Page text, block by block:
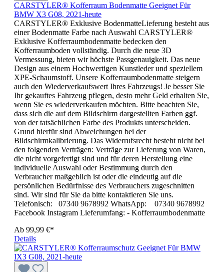
CARSTYLER® Kofferraum Bodenmatte Geeignet Für
BMW X3 G08, 2021-heute
CARSTYLER® Exklusive BodenmatteLieferung besteht aus
einer Bodenmatte Farbe nach Auswahl CARSTYLER®
Exklusive Kofferraumbodenmatte bedecken den
Kofferraumboden vollständig. Durch die neue 3D
Vermessung, bieten wir höchste Passgenauigkeit. Das neue
Design aus einem Hochwertigen Kunstleder und speziellem
XPE-Schaumstoff. Unsere Kofferraumbodenmatte steigern
auch den Wiederverkaufswert Ihres Fahrzeugs! Je besser Sie
Ihr gekauftes Fahrzeug pflegen, desto mehr Geld erhalten Sie,
wenn Sie es wiederverkaufen möchten. Bitte beachten Sie,
dass sich die auf dem Bildschirm dargestellten Farben ggf.
von der tatsächlichen Farbe des Produkts unterscheiden.
Grund hierfür sind Abweichungen bei der
Bildschirmkalibrierung. Das Widerrufsrecht besteht nicht bei
den folgenden Verträgen: Verträge zur Lieferung von Waren,
die nicht vorgefertigt sind und für deren Herstellung eine
individuelle Auswahl oder Bestimmung durch den
Verbraucher maßgeblich ist oder die eindeutig auf die
persönlichen Bedürfnisse des Verbrauchers zugeschnitten
sind. Wir sind für Sie da bitte kontaktieren Sie uns.
Telefonisch: 07340 9678992 WhatsApp: 07340 9678992
Facebook Instagram Lieferumfang: - Kofferraumbodenmatte
Ab 99,99 €*
Details